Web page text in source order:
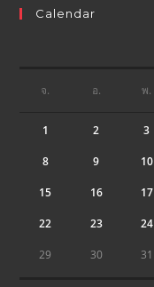
Calendar
จ. อ. พ.
1 2 3
8 9 10
15 16 17
22 23 24
29 30 31